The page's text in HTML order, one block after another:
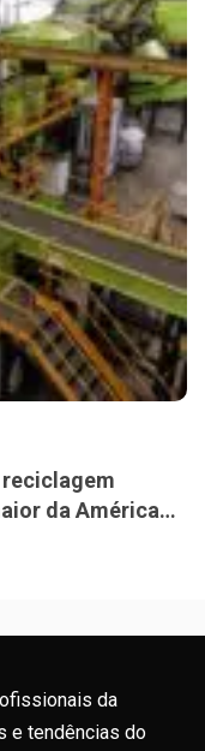
da América
da
e tendências do